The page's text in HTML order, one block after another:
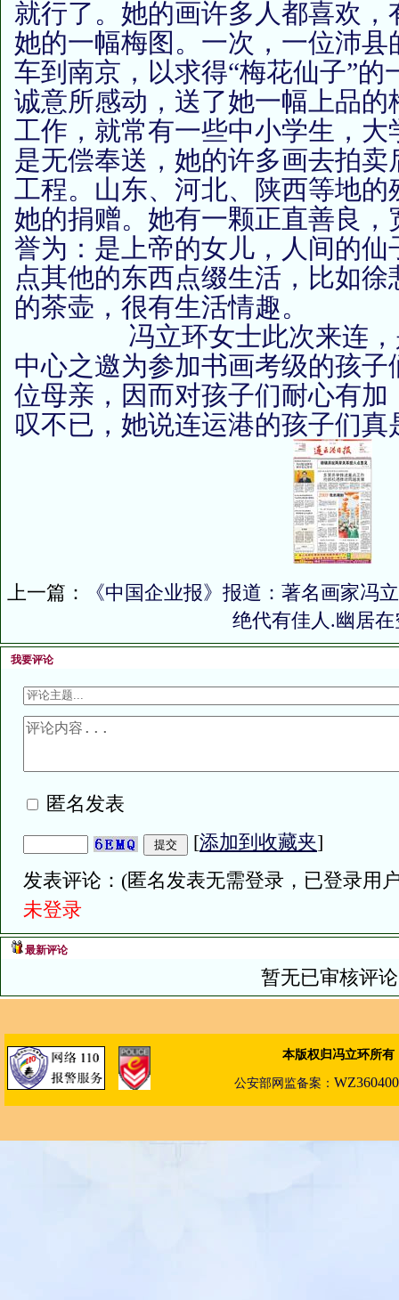
就行了。她的画许多人都喜欢
她的一幅梅图。一次，一位沛
车到南京，以求得“梅花仙子”的
诚意所感动，送了她一幅上品
工作，就常有一些中小学生，
是无偿奉送，她的许多画去拍
工程。山东、河北、陕西等地
她的捐赠。她有一颗正直善良
誉为：是上帝的女儿，人间的
点其他的东西点缀生活，比如
的茶壶，很有生活情趣。
冯立环女士此次来连，是
中心之邀为参加书画考级的孩
位母亲，因而对孩子们耐心有
叹不已，她说连运港的孩子们真
上一篇：
《中国企业报》报道：著名画家冯
绝代有佳人.幽居在
我要评论
匿名发表
[添加到收藏夹]
发表评论：(匿名发表无需登录，已登录用
未登录
最新评论
暂无已审核评
本版权归冯立环所
公安部网 监备案：